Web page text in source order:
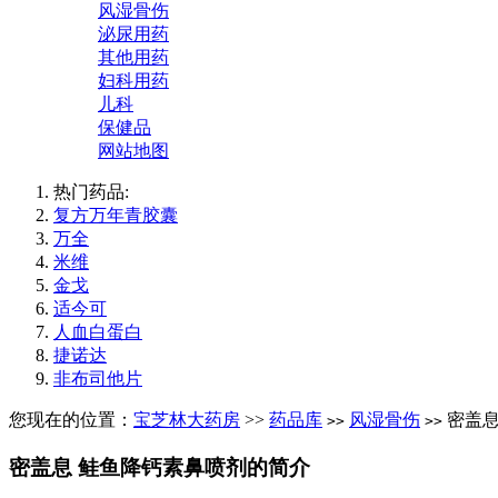
风湿骨伤
泌尿用药
其他用药
妇科用药
儿科
保健品
网站地图
热门药品:
复方万年青胶囊
万全
米维
金戈
适今可
人血白蛋白
捷诺达
非布司他片
您现在的位置： 宝芝林大药房 >> 药品库 >> 风湿骨伤 >> 密盖
密盖息 鲑鱼降钙素鼻喷剂的简介